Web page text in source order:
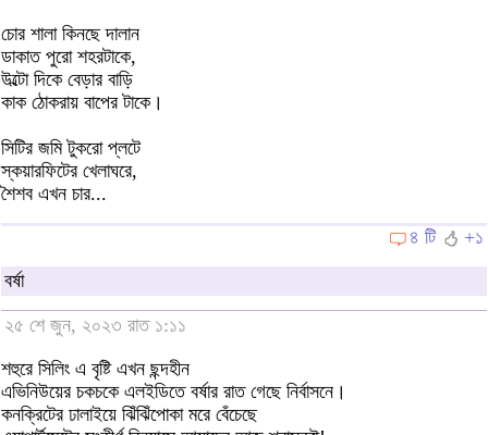
চোর শালা কিনছে দালান
ডাকাত পুরো শহরটাকে,
উল্টো দিকে বেড়ার বাড়ি
কাক ঠোকরায় বাপের টাকে।
সিটির জমি টুকরো প্লটে
স্কয়ারফিটের খেলাঘরে,
শৈশব এখন চার...
৪ টি
+১
বর্ষা
২৫ শে জুন, ২০২৩ রাত ১:১১
শহুরে সিলিং এ বৃষ্টি এখন ছন্দহীন
এভিনিউয়ের চকচকে এলইডিতে বর্ষার রাত গেছে নির্বাসনে।
কনক্রিটের ঢালাইয়ে ঝিঁঝিঁপোকা মরে বেঁচেছে